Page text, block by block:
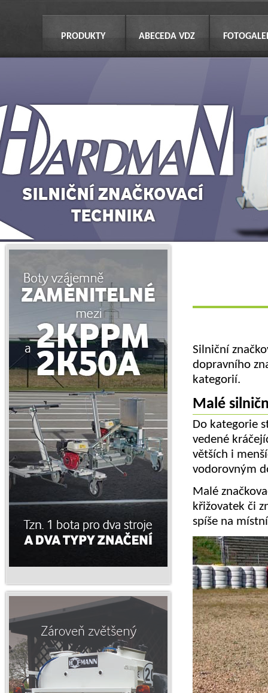
PRODUKTY ABECEDA VDZ
Silniční
dopravního
kategorií.
Malé
Do kategorie
vedené
větších i
vodorovným
Malé
křižovatek či
spíše na